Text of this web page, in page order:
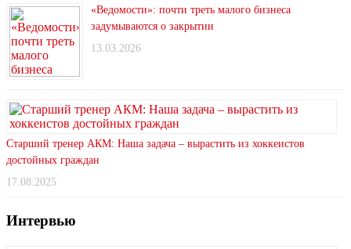
«Ведомости»: почти треть малого бизнеса
задумываются о закрытии
13.03.2026
Старший тренер АКМ: Наша задача – вырастить из хоккеистов
достойных граждан
17.08.2025
Интервью